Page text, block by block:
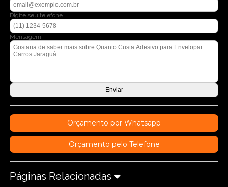
Digite seu telefone
Mensagem
Orçamento por Whatsapp
Orçamento pelo Telefone
Páginas Relacionadas